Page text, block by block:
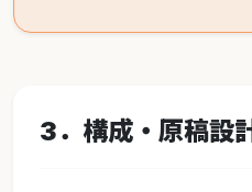
3．構成・原稿設